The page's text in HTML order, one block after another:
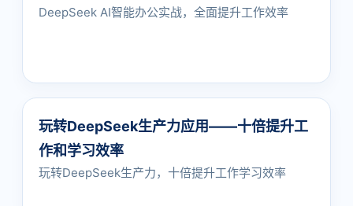
DeepSeek AI智能办公实战，全面提升工作效率
玩转DeepSeek生产力应用——十倍提升工
作和学习效率
玩转DeepSeek生产力，十倍提升工作学习效率